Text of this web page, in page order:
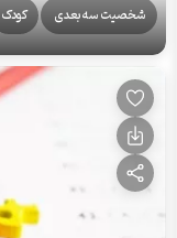
شخصیت سه‌بعدی کودک